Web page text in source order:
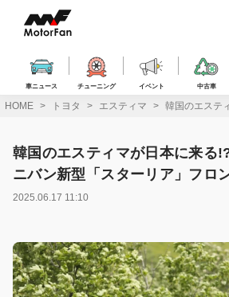
ス
車ニュース チューニング イベント 中古車
HOME トヨタ エスティマ 韓国のエステ
韓国のエスティマが日本に来る
ニバン新型「スターリア」フロ
2025.06.17 11:10